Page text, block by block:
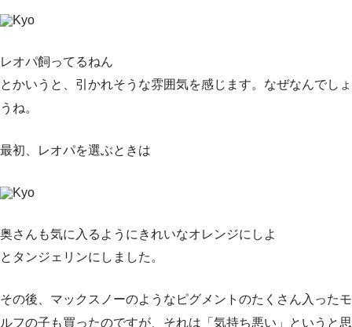
Kyo
レオパ飼ってるねん
とかいうと、引かれそうな雰囲気を感じます。なぜなんでしょ
うね。
最初、レオパを選ぶときは
Kyo
奥さんも気に入るようにきれいなオレンジにしよ
とタンジェリンにしました。
その後、マックスノーのようなピグメントのたくさん入ったモ
ルフの子も買ったのですが、それは「気持ち悪い」というと思